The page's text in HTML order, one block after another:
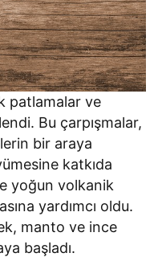
patlamalar ve
Bu çarpışmalar,
bir araya
katkıda
yoğun volkanik
yardımcı oldu.
manto ve ince
başladı.